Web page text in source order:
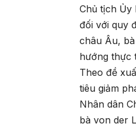
Chủ tịch Ủy
đối với quy
châu Âu,
hướng thực
Theo đề
tiêu giảm
Nhân dân
bà von der